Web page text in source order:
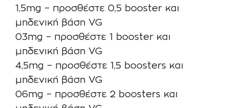
1,5mg – προσθέστε 0,5 booster και
μηδενική βάση VG
03mg – προσθέστε 1 booster και
μηδενική βάση VG
4,5mg – προσθέστε 1,5 boosters και
μηδενική βάση VG
06mg – προσθέστε 2 boosters και